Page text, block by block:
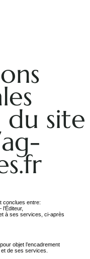
site
conclues entre:
à ses services, ci-après
objet l’encadrement
et de ses services.